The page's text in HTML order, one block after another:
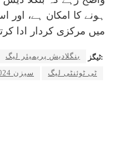
ہونے کا امکان ہے، اور
میں مرکزی کردار ادا
ٹیگز: بنگلادیش پریمیئر لیگ
ٹی ٹوئنٹی لیگ
سیزن 2024